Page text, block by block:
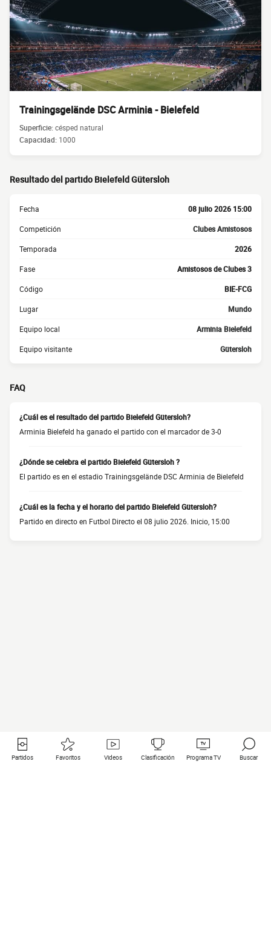
Trainingsgelände DSC Arminia - Bielefeld
Superficie:césped natural
Capacidad: 1000
Resultado del partido Bielefeld Gütersloh
Fecha 08 julio 2026 15:00
Competición Clubes Amistosos
Temporada 2026
Fase Amistosos de Clubes 3
Código BIE-FCG
Lugar Mundo
Equipo local Arminia Bielefeld
Equipo visitante Gütersloh
FAQ
¿Cuál es el resultado del partido Bielefeld Gütersloh?
Arminia Bielefeld ha ganado el partido con el marcador de 3-0
¿Dónde se celebra el partido Bielefeld Gütersloh ?
El partido es en el estadio Trainingsgelände DSC Arminia de Bielefeld
¿Cuál es la fecha y el horario del partido Bielefeld Gütersloh?
Partido en directo en Futbol Directo el 08 julio 2026. Inicio, 15:00
Partidos Favoritos Videos Clasificación Programa TV Buscar